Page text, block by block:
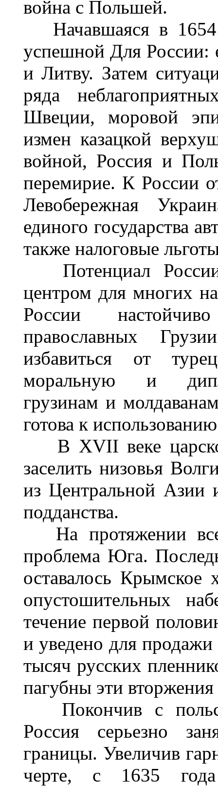
война с Польшей.
Начавшаяся в 1654
успешной Для России:
и Литву. Затем
ряда
Швеции, моровой
измен казацкой
войной, Россия и
перемирие. К России
Левобережная
единого государства
также налоговые
Потенциал России
центром для многих
России
православных
избавиться от
моральную и
грузинам и
готова к
В XVII веке
заселить низовья
из Центральной Азии
подданства.
На протяжении
проблема Юга.
оставалось Крымское
опустошительных
течение первой
и уведено для
тысяч русских
пагубны эти
Покончив с
Россия серьезно
границы. Увеличив
черте, с 1635